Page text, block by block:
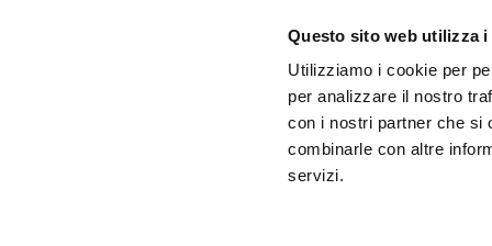
Questo sito web utilizza i
Utilizziamo i cookie per
per analizzare il nostro
con i nostri partner che si
combinarle con altre
servizi.